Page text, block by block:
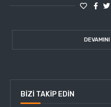
DEVAMINI
BIZI TAKIP EDIN